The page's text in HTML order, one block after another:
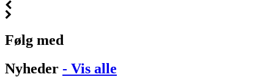
Følg med
Nyheder - Vis alle